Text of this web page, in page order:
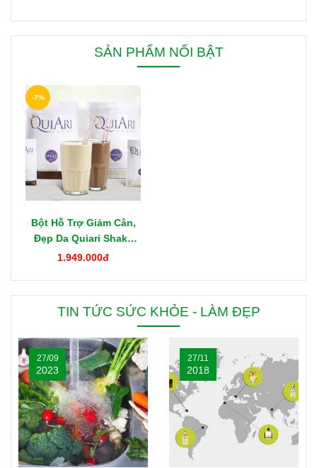
SẢN PHẨM NỔI BẬT
Bột Hỗ Trợ Giảm Cân,
Đẹp Da Quiari Shake
1000g Mỹ
1.949.000đ
-7%
TIN TỨC SỨC KHỎE - LÀM ĐẸP
27/09
2023
27/11
2018